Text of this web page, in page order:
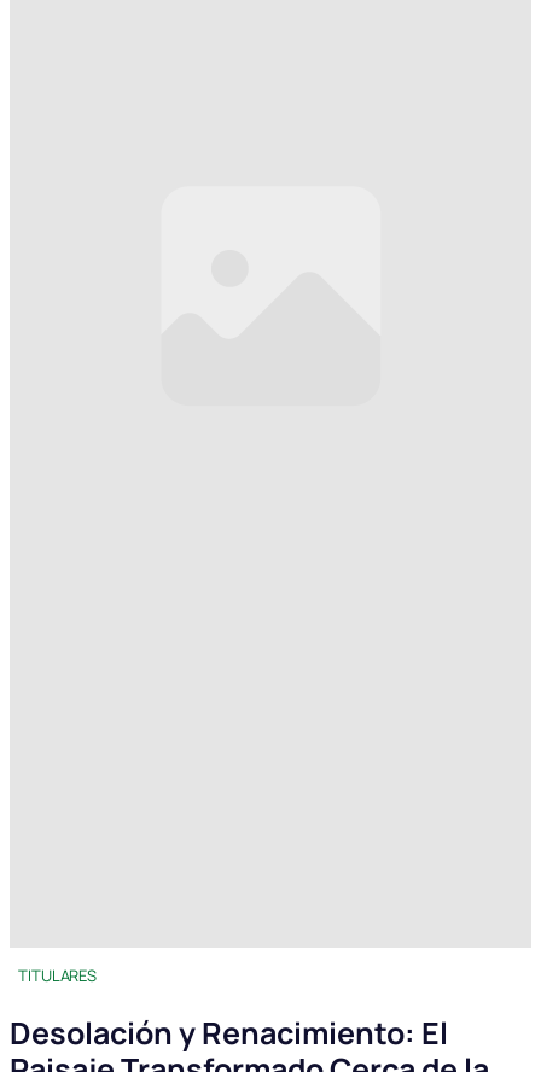
TITULARES
Desolación y Renacimiento: El